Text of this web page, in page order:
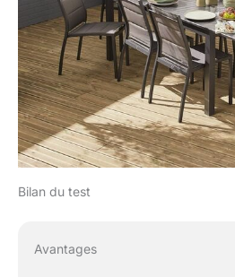
Bilan du test
Avantages